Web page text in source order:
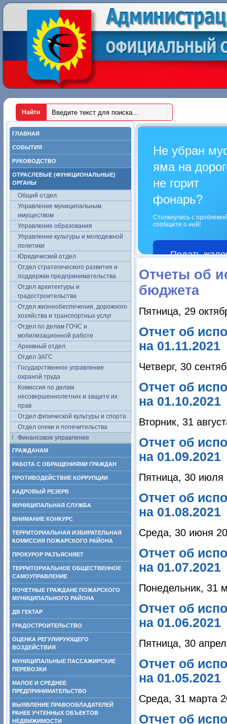
ГЛАВНАЯ
СОБЫТИЯ
РУКОВОДСТВО
ОТРАСЛЕВЫЕ (ФУНКЦИОНАЛЬНЫЕ)
ОРГАНЫ
Общий отдел
Управление муниципальным
имуществом
Управление образования
Управление культуры и молодежной
политики
Юридический отдел
Отдел стратегического развития и
поддержки предпринимательства
Отдел архитектуры и
градостроительства
Отдел жизнеобеспечения, дорожного
хозяйства и транспортных услуг
Отдел по делам ГОЧС и
мобилизационной работе
Архивный отдел
Отдел ЗАГС
Государственное управление
охраной труда
Комиссия по делам
несовершеннолетних и защите их
прав
Отдел физической культуры и спорта
Отдел опеки и попечительства
Финансовое управление
ГРАЖДАНАМ
РАБОТА С ОБРАЩЕНИЯМИ ГРАЖДАН
ПРОТИВОДЕЙСТВИЕ КОРРУПЦИИ
КАДРОВЫЙ РЕЗЕРВ
МУНИЦИПАЛЬНАЯ СЛУЖБА
ВНИМАНИЕ КОНКУРС
ТЕРРИТОРИАЛЬНАЯ ИЗБИРАТЕЛЬНАЯ
КОМИССИЯ ПОЖАРСКОГО РАЙОНА
ПРОКУРОР РАЗЪЯСНЯЕТ
ТЕРРИТОРИАЛЬНОЕ ОБЩЕСТВЕННОЕ
САМОУПРАВЛЕНИЕ
ПОЧЕТНЫЕ ГРАЖДАНЕ ПОЖАРСКОГО
МУНИЦИПАЛЬНОГО РАЙОНА
ДВ ГЕКТАР
ГРАДОСТРОИТЕЛЬСТВО
ОЦЕНКА РЕГУЛИРУЮЩЕГО
ВОЗДЕЙСТВИЯ
МУНИЦИПАЛЬНЫЕ ПАССАЖИРСКИЕ
ПЕРЕВОЗКИ
МАЛОЕ И СРЕДНЕЕ
ПРЕДПРИНИМАТЕЛЬСТВО
ВЫЯВЛЕНИЕ ПРАВООБЛАДАТЕЛЕЙ
РАНЕЕ УЧТЕННЫХ ОБЪЕКТОВ
НЕДВИЖИМОСТИ
Не убран
яма на
не горит
фонарь?
Столкнулись с
сообщите о ней!
Подать
Отчеты об
бюджета
Пятница, 29
Отчет об
на 01.11.2021
Четверг, 30
Отчет об
на 01.10.2021
Вторник, 31
Отчет об
на 01.09.2021
Пятница, 30 июля
Отчет об
на 01.08.2021
Среда, 30 июня
Отчет об
на 01.07.2021
Понедельник, 31
Отчет об
на 01.06.2021
Пятница, 30
Отчет об
на 01.05.2021
Среда, 31 марта
Отчет об